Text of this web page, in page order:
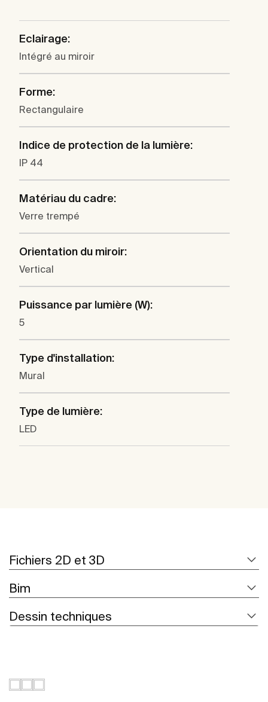
Eclairage:
Intégré au miroir
Forme:
Rectangulaire
Indice de protection de la lumière:
IP 44
Matériau du cadre:
Verre trempé
Orientation du miroir:
Vertical
Puissance par lumière (W):
5
Type d'installation:
Mural
Type de lumière:
LED
Fichiers 2D et 3D
Bim
Dessin techniques